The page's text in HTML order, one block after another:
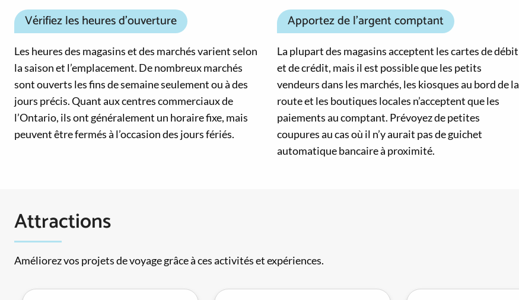
Vérifiez les heures d’ouverture
Les heures des magasins et des marchés varient selon
la saison et l’emplacement. De nombreux marchés
sont ouverts les fins de semaine seulement ou à des
jours précis. Quant aux centres commerciaux de
l’Ontario, ils ont généralement un horaire fixe, mais
peuvent être fermés à l’occasion des jours fériés.
Apportez de l’argent comptant
La plupart des magasins acceptent les cartes de débit
et de crédit, mais il est possible que les petits
vendeurs dans les marchés, les kiosques au bord de la
route et les boutiques locales n’acceptent que les
paiements au comptant. Prévoyez de petites
coupures au cas où il n’y aurait pas de guichet
automatique bancaire à proximité.
Attractions
Améliorez vos projets de voyage grâce à ces activités et expériences.